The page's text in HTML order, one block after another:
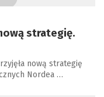
strategię.
nową strategię
Nordea …